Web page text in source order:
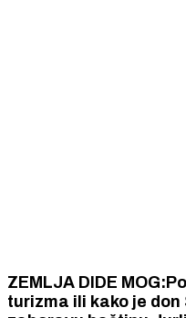
ZEMLJA DIDE
turizma ili kako je don Stipe Perkov oteo